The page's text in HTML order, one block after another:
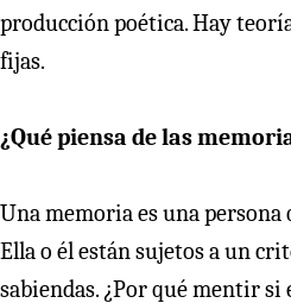
producción poética. Hay
fijas.
¿Qué piensa de las
Una memoria es una persona
Ella o él están sujetos a un
sabiendas. ¿Por qué mentir